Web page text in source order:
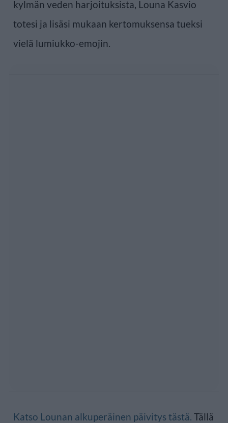
kylmän veden harjoituksista, Louna Kasvio
totesi ja lisäsi mukaan kertomuksensa tueksi
vielä lumiukko-emojin.
Katso Lounan alkuperäinen päivitys tästä. Tällä